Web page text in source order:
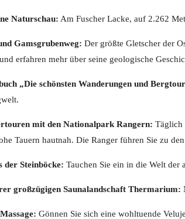
Naturschau: Am Fuscher Lacke, auf 2.262
Gamsgrubenweg: Der größte Gletscher der
erfahren mehr über seine geologische
„Die schönsten Wanderungen und
mit den Nationalpark Rangern: Täglich
Tauern hautnah. Die Ranger führen Sie zu
Steinböcke: Tauchen Sie ein in die Welt der
großzügigen Saunalandschaft Thermarium:
Gönnen Sie sich eine wohltuende